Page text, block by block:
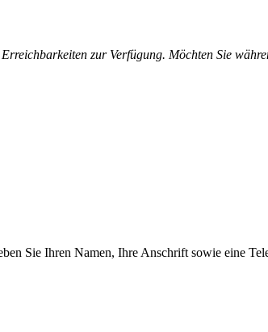
zur Verfügung. Möchten Sie
Sie Ihren Namen, Ihre Anschrift sowie eine